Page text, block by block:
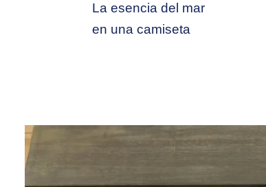
La esencia del mar
en una camiseta